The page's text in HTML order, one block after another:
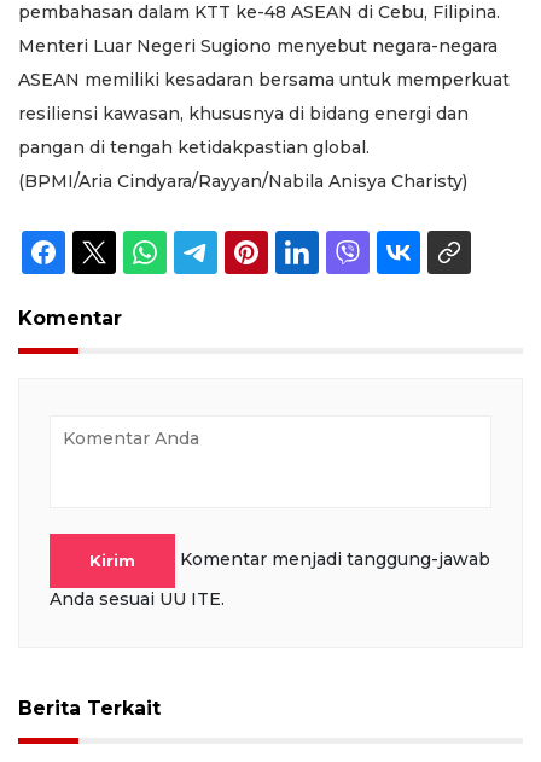
pembahasan dalam KTT ke-48 ASEAN di Cebu, Filipina.
Menteri Luar Negeri Sugiono menyebut negara-negara
ASEAN memiliki kesadaran bersama untuk memperkuat
resiliensi kawasan, khususnya di bidang energi dan
pangan di tengah ketidakpastian global.
(BPMI/Aria Cindyara/Rayyan/Nabila Anisya Charisty)
Komentar
Kirim
Komentar menjadi tanggung-jawab
Anda sesuai UU ITE.
Berita Terkait